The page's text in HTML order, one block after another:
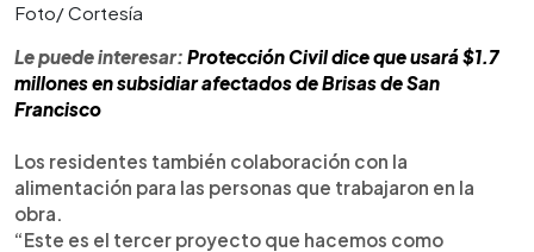
Foto/ Cortesía
Le puede interesar: Protección Civil dice que usará $1.7
millones en subsidiar afectados de Brisas de San
Francisco
Los residentes también colaboración con la
alimentación para las personas que trabajaron en la
obra.
“Este es el tercer proyecto que hacemos como